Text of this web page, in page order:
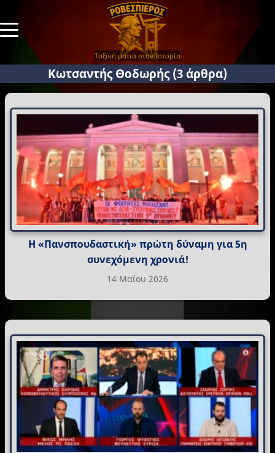
Ταξική ματιά στην Ιστορία
Κωτσαντής Θοδωρής(3 άρθρα)
Η «Πανσπουδαστική» πρώτη δύναμη για 5η
συνεχόμενη χρονιά!
14 Μαΐου 2026